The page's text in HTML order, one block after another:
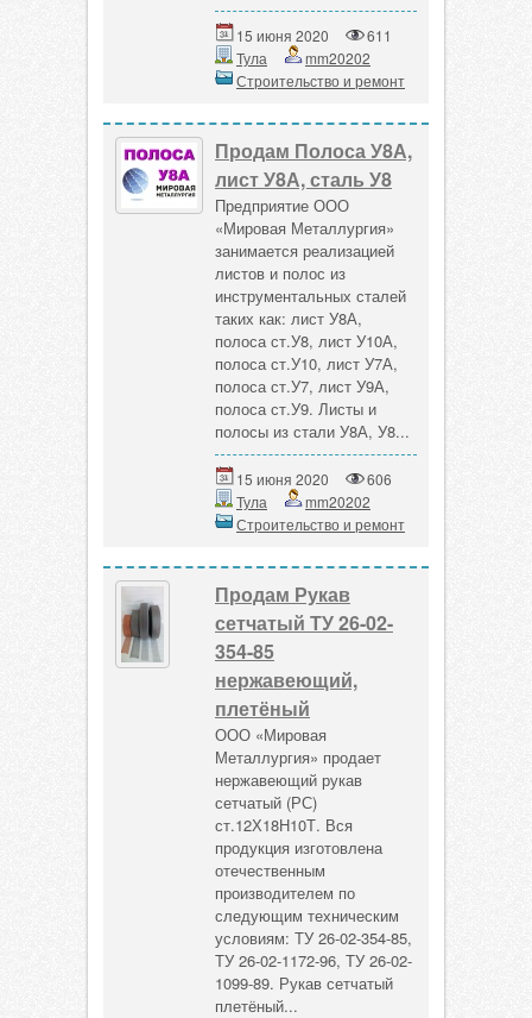
15 июня 2020
611
Тула
mm20202
Строительство и ремонт
Продам Полоса У8А,
лист У8А, сталь У8
Предприятие ООО
«Мировая Металлургия»
занимается реализацией
листов и полос из
инструментальных сталей
таких как: лист У8А,
полоса ст.У8, лист У10А,
полоса ст.У10, лист У7А,
полоса ст.У7, лист У9А,
полоса ст.У9. Листы и
полосы из стали У8А, У8...
15 июня 2020
606
Тула
mm20202
Строительство и ремонт
Продам Рукав
сетчатый ТУ 26-02-
354-85
нержавеющий,
плетёный
ООО «Мировая
Металлургия» продает
нержавеющий рукав
сетчатый (РС)
ст.12Х18Н10Т. Вся
продукция изготовлена
отечественным
производителем по
следующим техническим
условиям: ТУ 26-02-354-85,
ТУ 26-02-1172-96, ТУ 26-02-
1099-89. Рукав сетчатый
плетёный...